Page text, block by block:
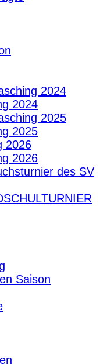
2024
2024
2025
2025
2026
2026
des SV
Saison